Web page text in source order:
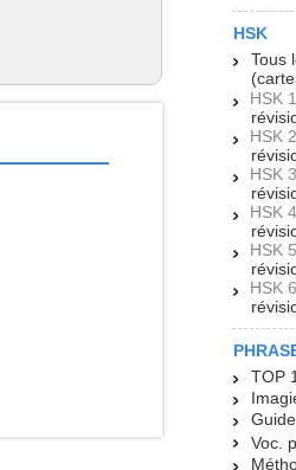
HSK
Tous
HSK
HSK
HSK
HSK
HSK
HSK
TOP
Voc.